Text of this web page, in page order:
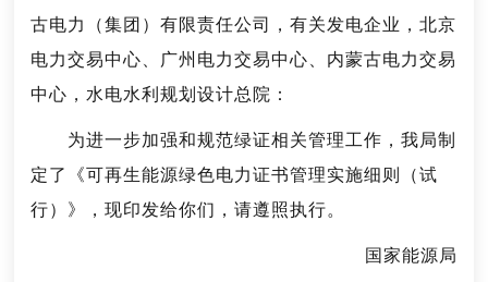
古电力（集团）有限责任公司，有关发电企业，北京
电力交易中心、广州电力交易中心、内蒙古电力交易
中心，水电水利规划设计总院：
为进一步加强和规范绿证相关管理工作，我局制
定了《可再生能源绿色电力证书管理实施细则（试
行）》，现印发给你们，请遵照执行。
国家能源局